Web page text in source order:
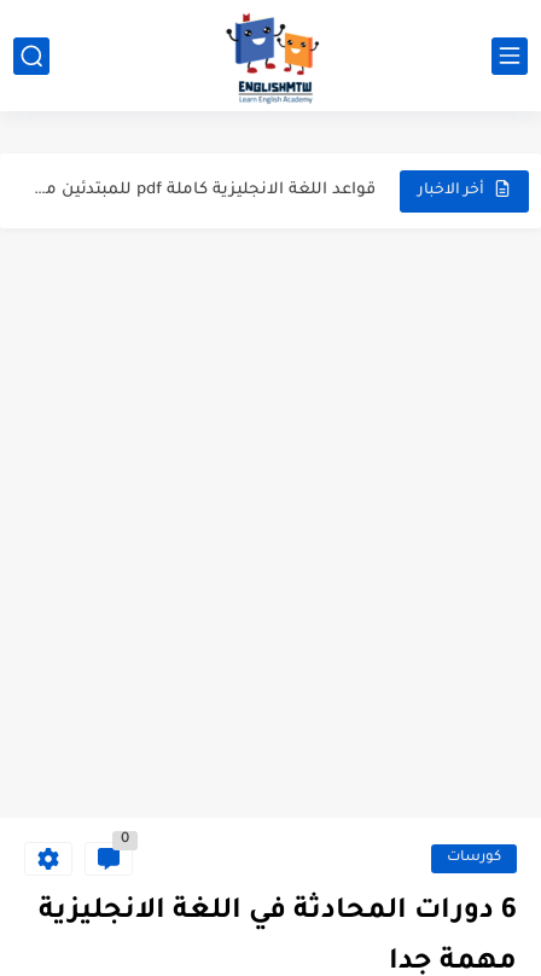
أخر الاخبار
modal verbs بالانجليزي: قواعد الاستخدام مع أمثلة
كورسات
0
6 دورات المحادثة في اللغة الانجليزية
مهمة جدا